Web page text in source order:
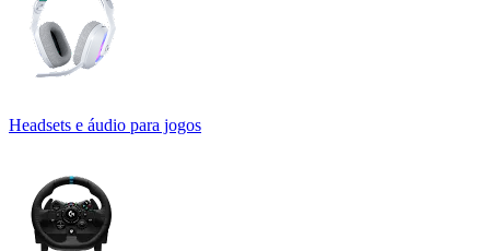
Headsets e áudio para jogos